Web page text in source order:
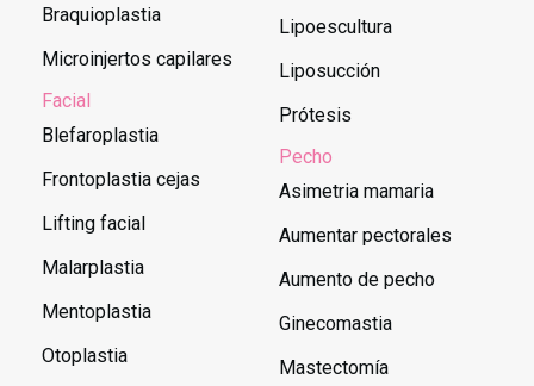
Braquioplastia
Microinjertos capilares
Facial
Blefaroplastia
Frontoplastia cejas
Lifting facial
Malarplastia
Mentoplastia
Otoplastia
Lipoescultura
Liposucción
Prótesis
Pecho
Asimetria mamaria
Aumentar pectorales
Aumento de pecho
Ginecomastia
Mastectomía